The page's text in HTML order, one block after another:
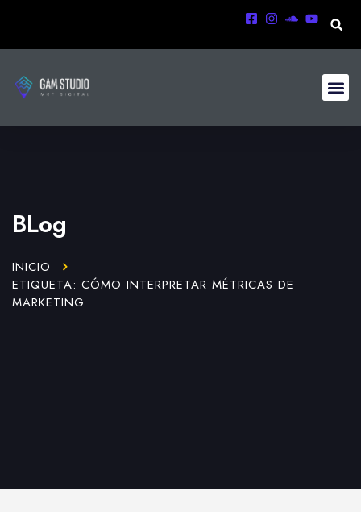
BLog
INICIO
ETIQUETA: CÓMO INTERPRETAR MÉTRICAS DE
MARKETING